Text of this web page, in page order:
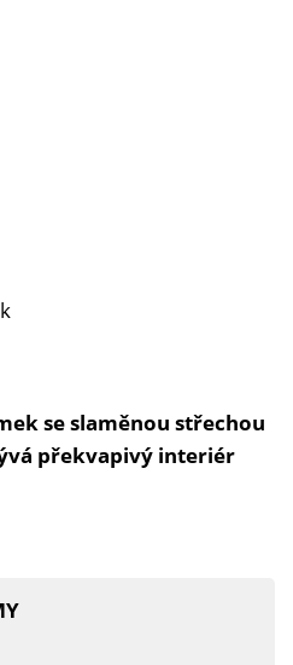
se slaměnou střechou
překvapivý interiér